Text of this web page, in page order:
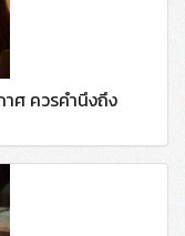
าศ ควรคำนึงถึง